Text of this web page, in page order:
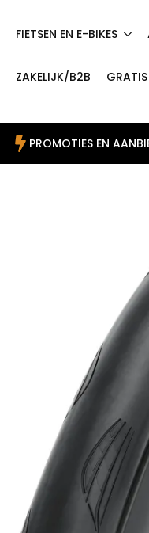
FIETSEN EN E-BIKES
ZAKELIJK/B2B
PROMOTIES EN